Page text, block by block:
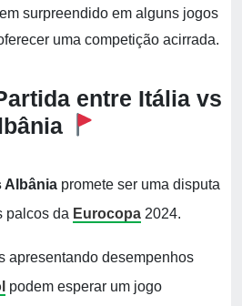
surpreendido em alguns jogos
uma competição acirrada.
entre Itália vs
Albânia promete ser uma disputa
palcos da Eurocopa 2024.
apresentando desempenhos
podem esperar um jogo